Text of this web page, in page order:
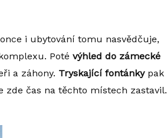
i ubytování tomu nasvědčuje,
Poté výhled do zámecké
a záhony. Tryskající fontánkypak
zde čas na těchto místech zastavil.